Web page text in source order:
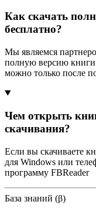
Как скачать
бесплатно?
Мы являемся
полную версию книги
можно только после
Чем открыть
скачивания?
Если вы скачиваете
для Windows или
программу FBReader
База знаний (β)